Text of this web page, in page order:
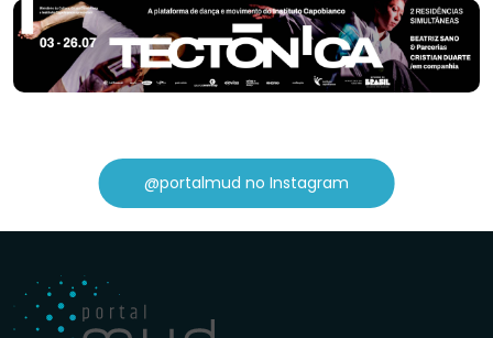
@portalmud no Instagram